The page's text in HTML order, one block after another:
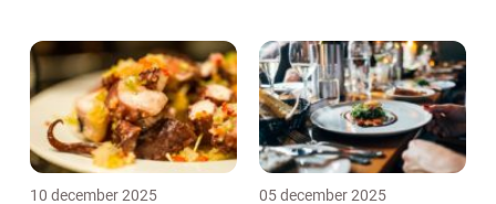
10 december 2025 05 december 2025